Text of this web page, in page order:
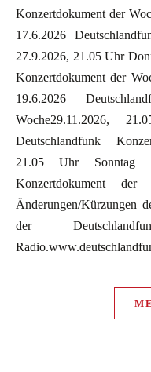
Konzertdokument der
17.6.2026
27.9.2026, 21.05 Uhr
Konzertdokument der
19.6.2026
Woche29.11.2026,
Deutschlandfunk |
21.05 Uhr Sonntag
Konzertdokument
Änderungen/Kürzungen
der